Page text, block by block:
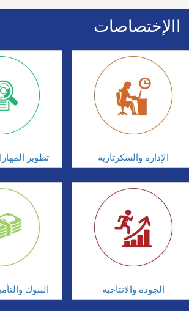
االإختصاصات
تطوير الإدارة والسكرتارية
البنوك الجودة والانتاجية